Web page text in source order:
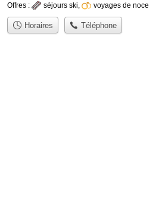
Offres : séjours ski, voyages de noce
Horaires Téléphone